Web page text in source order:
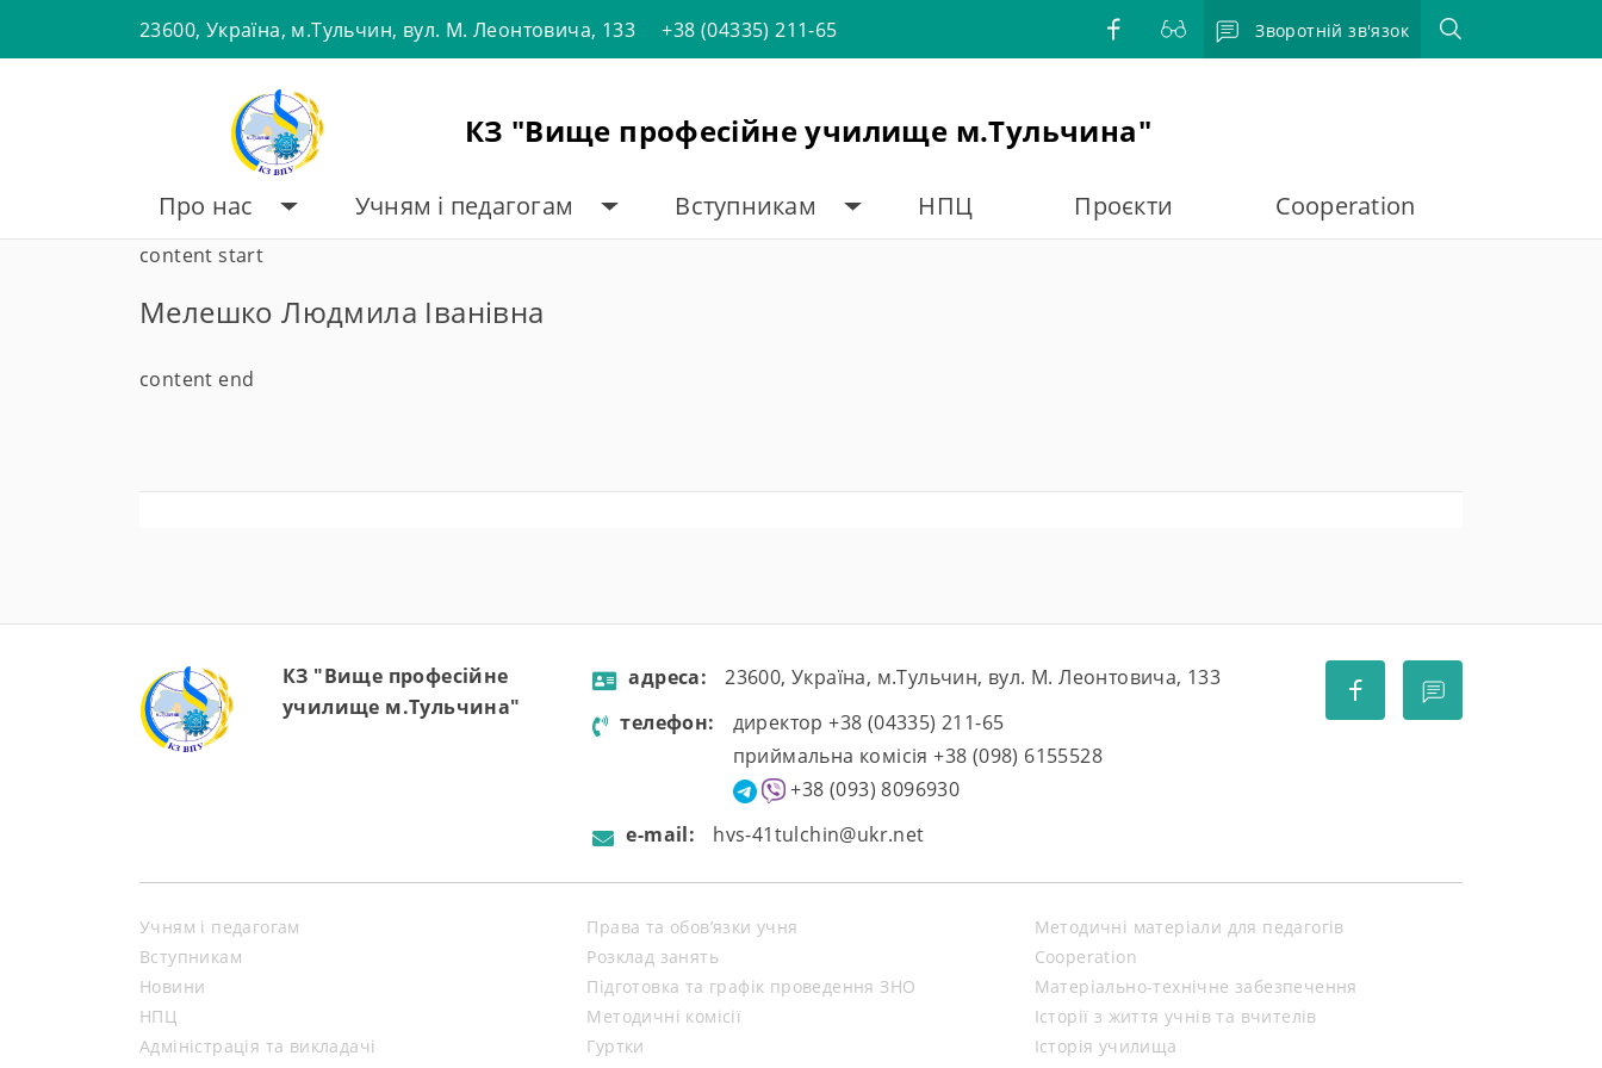
23600, Україна, м.Тульчин, вул. М. Леонтовича, 133 +38 (04335) 211-65 Зворотній зв'язок
КЗ "Вище професійне училище м.Тульчина"
Про нас Учням і педагогам Вступникам НПЦ Проєкти Cooperation
content start
Мелешко Людмила Іванівна
content end
КЗ "Вище професійне
училище м.Тульчина"
aдресa:
23600, Україна, м.Тульчин, вул. М. Леонтовича, 133
телефон:
директор +38 (04335) 211-65
приймальна комісія +38 (098) 6155528
+38 (093) 8096930
e-mail:
hvs-41tulchin@ukr.net
Учням і педагогам
Вступникам
Новини
НПЦ
Адміністрація та викладачі
Права та обов’язки учня
Розклад занять
Підготовка та графік проведення ЗНО
Методичні комісії
Гуртки
Методичні матеріали для педагогів
Cooperation
Матеріально-технічне забезпечення
Історії з життя учнів та вчителів
Історія училища